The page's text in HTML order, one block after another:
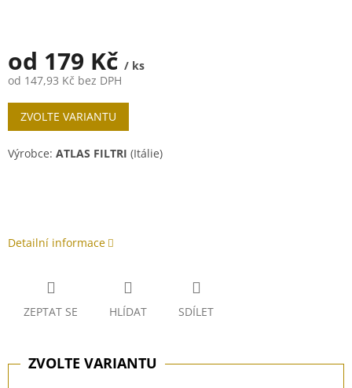
od 179 Kč / ks
od 147,93 Kč bez DPH
Měrná
cena:
ZVOLTE VARIANTU
Výrobce: ATLAS FILTRI (Itálie)
Detailní informace
ZEPTAT SE HLÍDAT SDÍLET